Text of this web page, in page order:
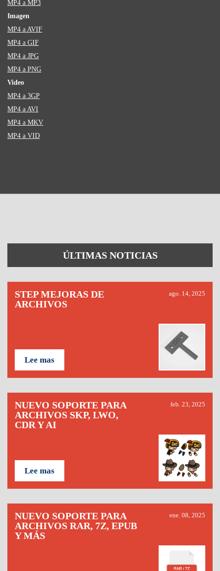
MP4 a MP3
Imagen
MP4 a AVIF
MP4 a GIF
MP4 a JPG
MP4 a PNG
Video
MP4 a 3GP
MP4 a AVI
MP4 a MKV
MP4 a VID
ÚLTIMAS NOTICIAS
STEP MEJORAS DE
ARCHIVOS
ago. 14, 2025
Lee mas
NUEVO SOPORTE PARA
ARCHIVOS SKP, LWO,
CDR Y AI
feb. 23, 2025
Lee mas
NUEVO SOPORTE PARA
ARCHIVOS RAR, 7Z, EPUB
Y MÁS
ene. 08, 2025